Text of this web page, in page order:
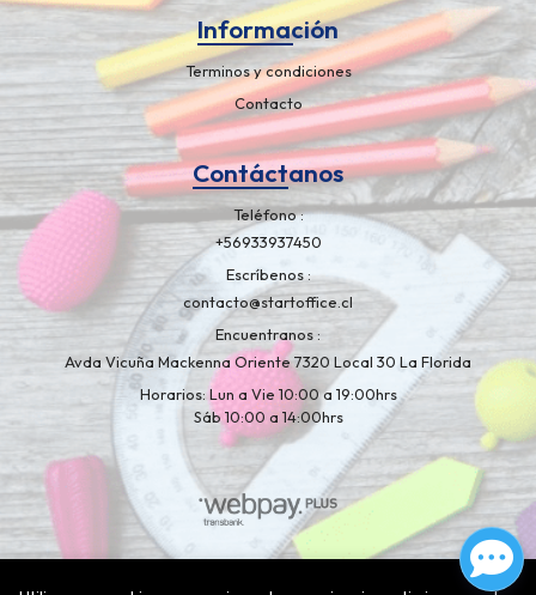
Información
Terminos y condiciones
Contacto
Contáctanos
Teléfono
+56933937450
Escríbenos
contacto@startoffice.cl
Encuentranos
Avda Vicuña Mackenna Oriente 7320 Local 30 La Florida
Horarios: Lun a Vie 10:00 a 19:00hrs
Sáb 10:00 a 14:00hrs
¿Te gusta mi tienda? Yo vendo con